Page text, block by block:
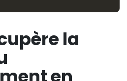
la
en